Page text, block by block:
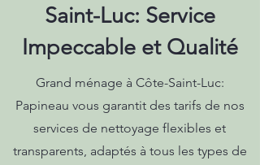
Saint-Luc: Service
Impeccable et Qualité
Grand ménage à Côte-Saint-Luc:
Papineau vous garantit des tarifs de nos
services de nettoyage flexibles et
transparents, adaptés à tous les types de